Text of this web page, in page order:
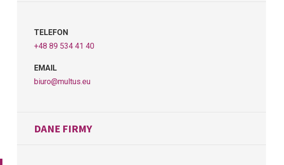
TELEFON
+48 89 534 41 40
EMAIL
biuro@multus.eu
DANE FIRMY